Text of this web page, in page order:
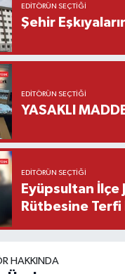
EDITÖRÜN SEÇTIĞI
Şehir
EDITÖRÜN SEÇTIĞI
YASAKLI
EDITÖRÜN SEÇTIĞI
Eyüpsultan İlçe
Rütbesine
HAKKINDA